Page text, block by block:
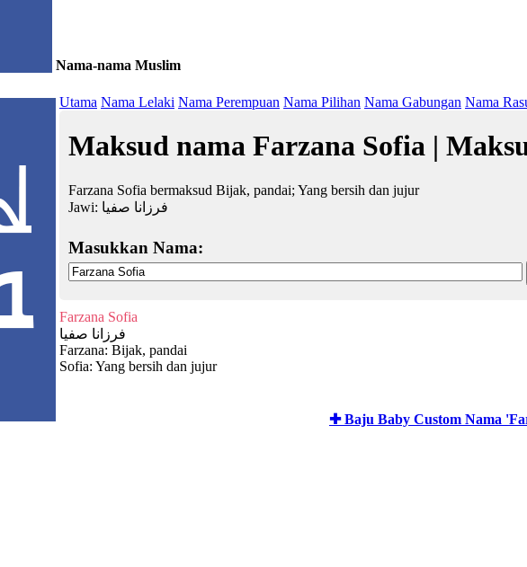
Nama-nama Muslim
Utama Nama Lelaki Nama Perempuan Nama Pilihan Nama Gabungan Nama
Maksud nama Farzana Sofia |
Farzana Sofia bermaksud Bijak, pandai; Yang bersih dan jujur
Jawi: فرزانا صفيا
Masukkan Nama:
Farzana Sofia
فرزانا صفيا
Farzana: Bijak, pandai
Sofia: Yang bersih dan jujur
✚ Baju Baby Custom Nama